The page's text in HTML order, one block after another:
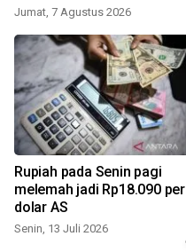
Jumat, 7 Agustus 2026
Rupiah pada Senin pagi
melemah jadi Rp18.090 per
dolar AS
Senin, 13 Juli 2026